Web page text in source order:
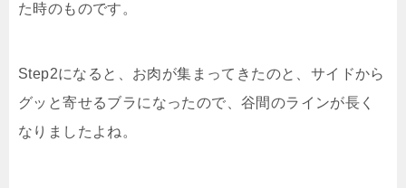
た時のものです。
Step2になると、お肉が集まってきたのと、サイドから
グッと寄せるブラになったので、谷間のラインが長く
なりましたよね。